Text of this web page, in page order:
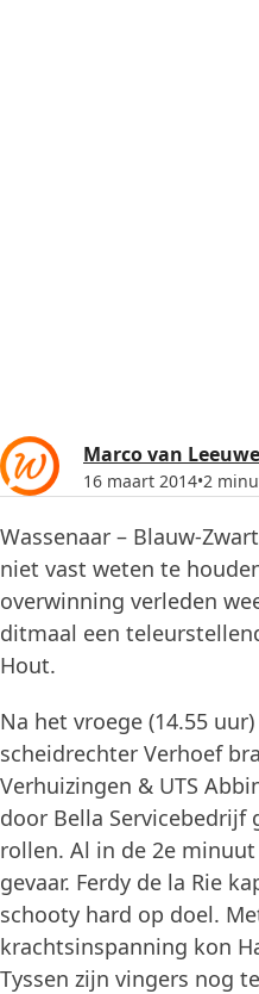
Marco van
16 maart 2014•2
Wassenaar – Blauw-
niet vast weten te
overwinning verleden
ditmaal een
Hout.
Na het vroege (14.55
scheidrechter Verhoef
Verhuizingen & UTS
door Bella Servicebedrijf
rollen. Al in de 2e
gevaar. Ferdy de la Rie
schooty hard op doel.
krachtsinspanning kon
Tyssen zijn vingers nog